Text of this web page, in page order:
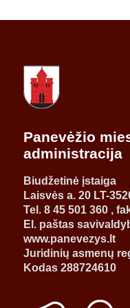
Panevėžio
administracija
Biudžetinė įstaiga
Laisvės a. 20 LT-
Tel. 8 45 501 360 ,
El. paštas
www.panevezys.lt
Juridinių asmenų
Kodas 288724610